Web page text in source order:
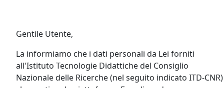
Gentile Utente,
La informiamo che i dati personali da Lei forniti
all'Istituto Tecnologie Didattiche del Consiglio
Nazionale delle Ricerche (nel seguito indicato ITD-CNR)